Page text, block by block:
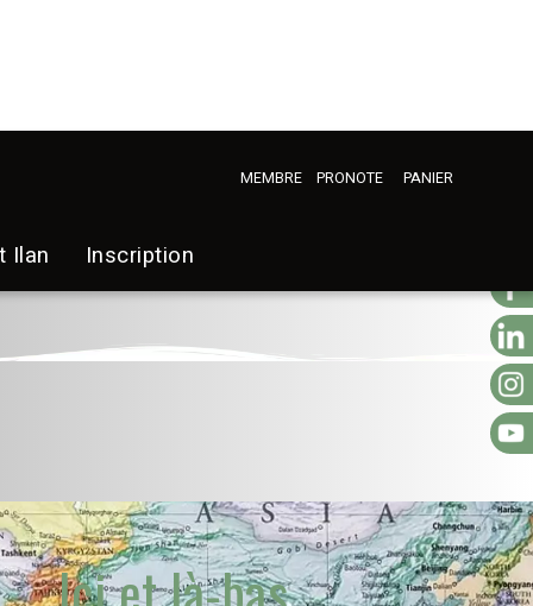
MEMBRE PRONOTE PANIER
Ilan Inscription